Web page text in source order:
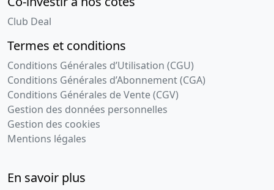
Club Deal
Termes et conditions
Conditions Générales d’Utilisation (CGU)
Conditions Générales d’Abonnement (CGA)
Conditions Générales de Vente (CGV)
Gestion des données personnelles
Gestion des cookies
Mentions légales
En savoir plus